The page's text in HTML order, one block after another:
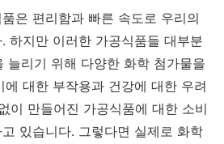
은 편리함과 빠른 속도로 우리의
하지만 이러한 가공식품들 대부분
늘리기 위해 다양한 화학 첨가물을
에 대한 부작용과 건강에 대한 우려
이 만들어진 가공식품에 대한 소비
있습니다. 그렇다면 실제로 화학